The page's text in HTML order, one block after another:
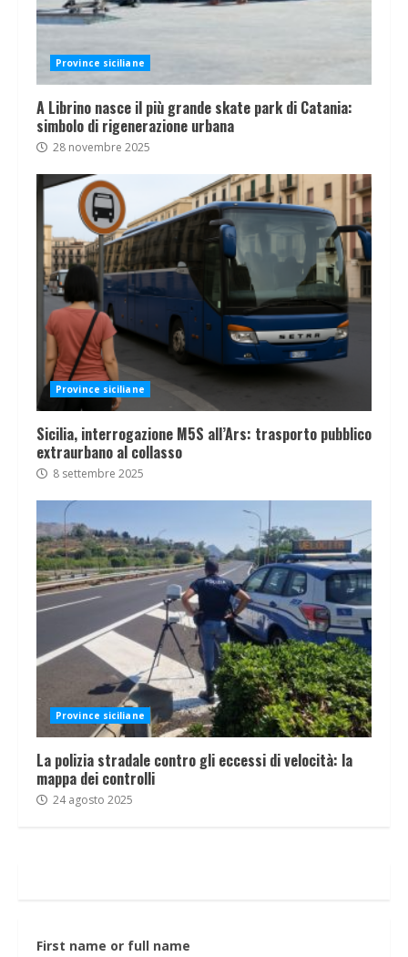
Province siciliane
A Librino nasce il più grande skate park di Catania:
simbolo di rigenerazione urbana
28 novembre 2025
Province siciliane
Sicilia, interrogazione M5S all’Ars: trasporto pubblico
extraurbano al collasso
8 settembre 2025
Province siciliane
La polizia stradale contro gli eccessi di velocità: la
mappa dei controlli
24 agosto 2025
First name or full name